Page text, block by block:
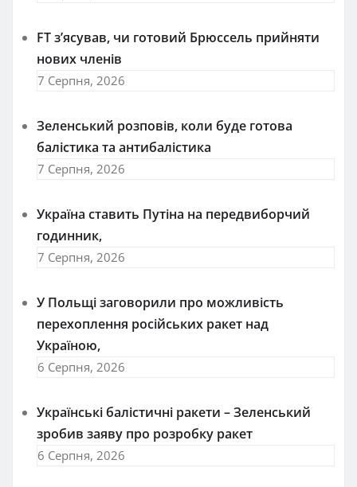
FT зʼясував, чи готовий Брюссель прийняти
нових членів
7 Серпня, 2026
Зеленський розповів, коли буде готова
балістика та антибалістика
7 Серпня, 2026
Україна ставить Путіна на передвиборчий
годинник,
7 Серпня, 2026
У Польщі заговорили про можливість
перехоплення російських ракет над
Україною,
6 Серпня, 2026
Українські балістичні ракети – Зеленський
зробив заяву про розробку ракет
6 Серпня, 2026